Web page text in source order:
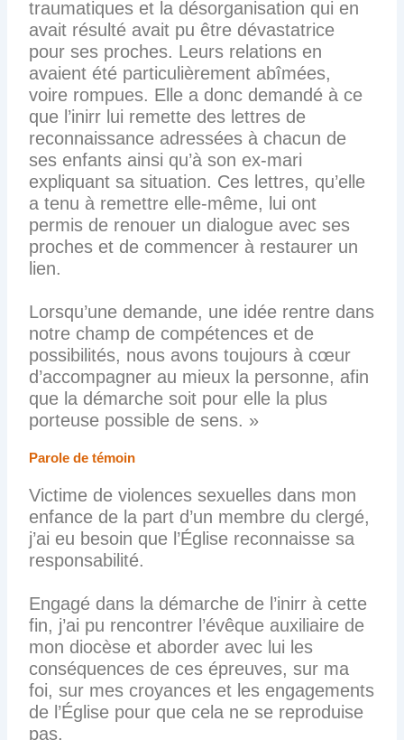
traumatiques et la désorganisation qui en
avait résulté avait pu être dévastatrice
pour ses proches. Leurs relations en
avaient été particulièrement abîmées,
voire rompues. Elle a donc demandé à ce
que l’inirr lui remette des lettres de
reconnaissance adressées à chacun de
ses enfants ainsi qu’à son ex-mari
expliquant sa situation. Ces lettres, qu’elle
a tenu à remettre elle-même, lui ont
permis de renouer un dialogue avec ses
proches et de commencer à restaurer un
lien.
Lorsqu’une demande, une idée rentre dans
notre champ de compétences et de
possibilités, nous avons toujours à cœur
d’accompagner au mieux la personne, afin
que la démarche soit pour elle la plus
porteuse possible de sens. »
Parole de témoin
Victime de violences sexuelles dans mon
enfance de la part d’un membre du clergé,
j’ai eu besoin que l’Église reconnaisse sa
responsabilité.
Engagé dans la démarche de l’inirr à cette
fin, j’ai pu rencontrer l’évêque auxiliaire de
mon diocèse et aborder avec lui les
conséquences de ces épreuves, sur ma
foi, sur mes croyances et les engagements
de l’Église pour que cela ne se reproduise
pas.